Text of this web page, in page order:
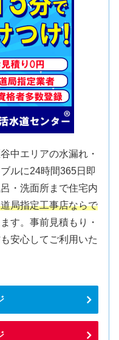
中エリアの水漏れ・
ルに24時間365日即
・洗面所まで住宅内
局指定工事店ならで
す。事前見積もり・
安心してご利用いた